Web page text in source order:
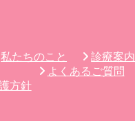
私たちのこと 診療案内
よくあるご質問
方針